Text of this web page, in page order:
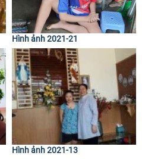
Hình ảnh 2021-21
Hình ảnh 2021-13